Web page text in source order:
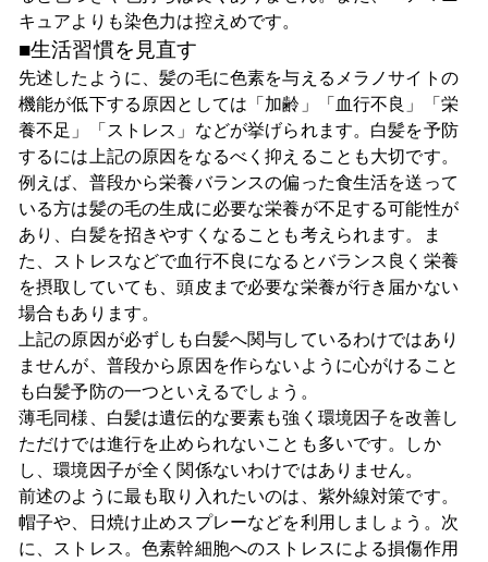
キュアよりも染色力は控えめです。
■生活習慣を見直す
先述したように、髪の毛に色素を与えるメラノサイトの
機能が低下する原因としては「加齢」「血行不良」「栄
養不足」「ストレス」などが挙げられます。白髪を予防
するには上記の原因をなるべく抑えることも大切です。
例えば、普段から栄養バランスの偏った食生活を送って
いる方は髪の毛の生成に必要な栄養が不足する可能性が
あり、白髪を招きやすくなることも考えられます。ま
た、ストレスなどで血行不良になるとバランス良く栄養
を摂取していても、頭皮まで必要な栄養が行き届かない
場合もあります。
上記の原因が必ずしも白髪へ関与しているわけではあり
ませんが、普段から原因を作らないように心がけること
も白髪予防の一つといえるでしょう。
薄毛同様、白髪は遺伝的な要素も強く環境因子を改善し
ただけでは進行を止められないことも多いです。しか
し、環境因子が全く関係ないわけではありません。
前述のように最も取り入れたいのは、紫外線対策です。
帽子や、日焼け止めスプレーなどを利用しましょう。次
に、ストレス。色素幹細胞へのストレスによる損傷作用